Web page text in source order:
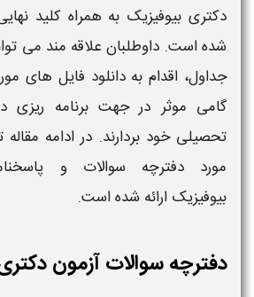
دکتری بیوفیزیک به همراه کلید
شده است. داوطلبان علاقه‌ مند می‌
جداول، اقدام بهدانلود فایل‌ های
گامی موثر در جهت برنامه‌ ریزی
تحصیلی خود بردارند. در ادامه
مورددفترچه سوالات و
بیوفیزیک ارائه شده است.
دفترچه سوالات آزمون